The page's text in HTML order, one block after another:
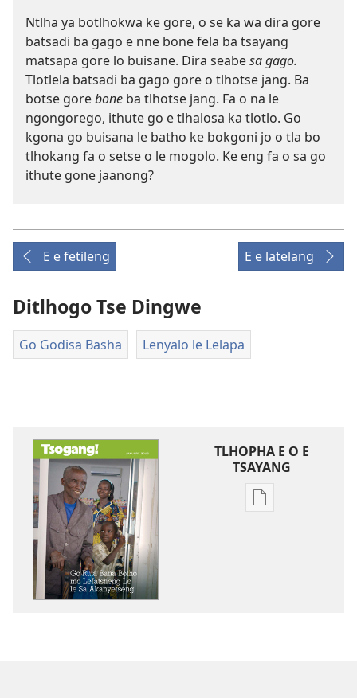
Ntlha ya botlhokwa ke gore, o se ka wa dira gore
batsadi ba gago e nne bone fela ba tsayang
matsapa gore lo buisane. Dira seabesa gago.
Tlotlela batsadi ba gago gore o tlhotse jang. Ba
botse gorebone ba tlhotse jang. Fa o na le
ngongorego, ithute go e tlhalosa ka tlotlo. Go
kgona go buisana le batho ke bokgoni jo o tla bo
tlhokang fa o setse o le mogolo. Ke eng fa o sa go
ithute gone jaanong?
E e fetileng E e latelang
Ditlhogo Tse Dingwe
Go Godisa Basha Lenyalo le Lelapa
TLHOPHA E O E
TSAYANG
Ditsela